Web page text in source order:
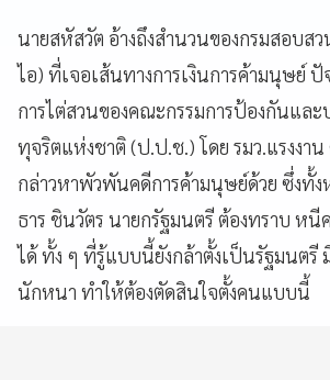
นายสหัสวัต อ้างถึงสำนวนของกรมสอบส
ไอ) ที่เจอเส้นทางการเงินการค้ามนุษย์
การไต่สวนของคณะกรรมการป้องกันและ
ทุจริตแห่งชาติ (ป.ป.ช.) โดย รมว.แรงงา
กล่าวหาพัวพันคดีการค้ามนุษย์ด้วย ซึ่งทั้
ธาร ชินวัตร นายกรัฐมนตรี ต้องทราบ ห
ได้ ทั้ง ๆ ที่รู้แบบนี้ยังกล้าตั้งเป็นรัฐมนตรี
นักหนา ทำให้ต้องตัดสินใจตั้งคนแบบนี้